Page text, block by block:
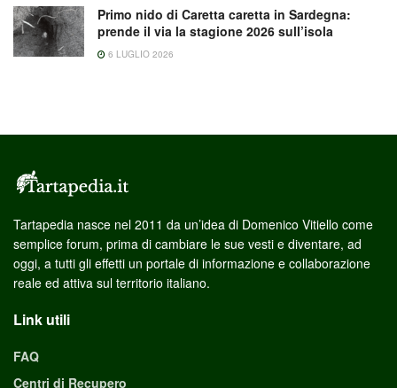
Primo nido di Caretta caretta in Sardegna:
prende il via la stagione 2026 sull’isola
6 LUGLIO 2026
Tartapedia nasce nel 2011 da un’idea di Domenico Vitiello come
semplice forum, prima di cambiare le sue vesti e diventare, ad
oggi, a tutti gli effetti un portale di informazione e collaborazione
reale ed attiva sul territorio italiano.
Link utili
FAQ
Centri di Recupero